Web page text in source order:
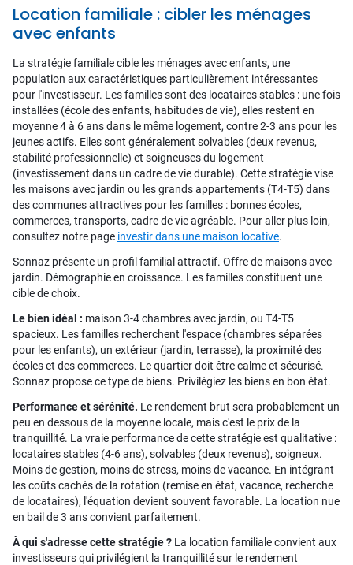
Location familiale : cibler les ménages
avec enfants
La stratégie familiale cible les ménages avec enfants, une
population aux caractéristiques particulièrement intéressantes
pour l'investisseur. Les familles sont des locataires stables : une fois
installées (école des enfants, habitudes de vie), elles restent en
moyenne 4 à 6 ans dans le même logement, contre 2-3 ans pour les
jeunes actifs. Elles sont généralement solvables (deux revenus,
stabilité professionnelle) et soigneuses du logement
(investissement dans un cadre de vie durable). Cette stratégie vise
les maisons avec jardin ou les grands appartements (T4-T5) dans
des communes attractives pour les familles : bonnes écoles,
commerces, transports, cadre de vie agréable. Pour aller plus loin,
consultez notre page investir dans une maison locative.
Sonnaz présente un profil familial attractif. Offre de maisons avec
jardin. Démographie en croissance. Les familles constituent une
cible de choix.
Le bien idéal : maison 3-4 chambres avec jardin, ou T4-T5
spacieux. Les familles recherchent l'espace (chambres séparées
pour les enfants), un extérieur (jardin, terrasse), la proximité des
écoles et des commerces. Le quartier doit être calme et sécurisé.
Sonnaz propose ce type de biens. Privilégiez les biens en bon état.
Performance et sérénité. Le rendement brut sera probablement un
peu en dessous de la moyenne locale, mais c'est le prix de la
tranquillité. La vraie performance de cette stratégie est qualitative :
locataires stables (4-6 ans), solvables (deux revenus), soigneux.
Moins de gestion, moins de stress, moins de vacance. En intégrant
les coûts cachés de la rotation (remise en état, vacance, recherche
de locataires), l'équation devient souvent favorable. La location nue
en bail de 3 ans convient parfaitement.
À qui s'adresse cette stratégie ? La location familiale convient aux
investisseurs qui privilégient la tranquillité sur le rendement